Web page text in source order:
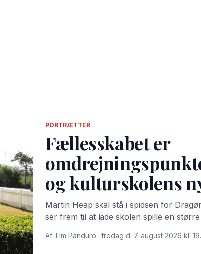
PORTRÆTTER
Fællesskabet er
og kulturskolens
Martin Heap skal stå i spidsen for
ser frem til at lade skolen spille en
Af Tim Panduro · fredag d. 7. august 2026 kl.